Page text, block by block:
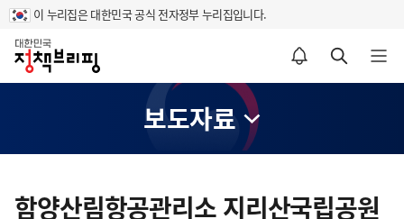
이 누리집은 대한민국 공식 전자정부 누리집입니다.
홈
알림설정 바로가기 검색 바로가기 메뉴 열기
보도자료
텐함양산림항공관리소 지리산국립공원